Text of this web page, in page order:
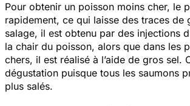
Pour obtenir un poisson moins cher, le
rapidement, ce qui laisse des traces de
salage, il est obtenu par des injections
la chair du poisson, alors que dans les
chers, il est réalisé à l’aide de gros sel.
dégustation puisque tous les saumons
plus salés.